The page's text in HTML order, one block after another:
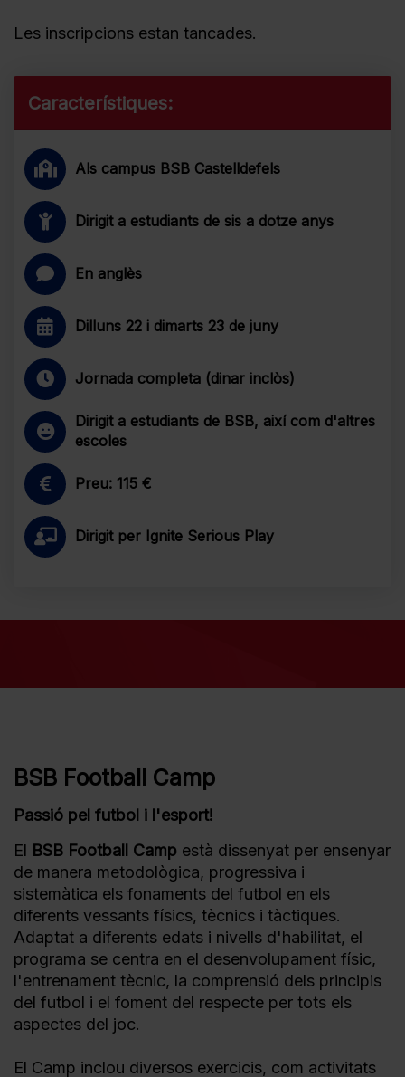
Les inscripcions estan tancades.
Característiques:
Als campus BSB Castelldefels
Dirigit a estudiants de sis a dotze anys
En anglès
Dilluns 22 i dimarts 23 de juny
Jornada completa (dinar inclòs)
Dirigit a estudiants de BSB, així com d'altres
escoles
Preu: 115 €
Dirigit per Ignite Serious Play
BSB Football Camp
Passió pel futbol i l'esport!
El BSB Football Camp està dissenyat per ensenyar
de manera metodològica, progressiva i
sistemàtica els fonaments del futbol en els
diferents vessants físics, tècnics i tàctiques.
Adaptat a diferents edats i nivells d'habilitat, el
programa se centra en el desenvolupament físic,
l'entrenament tècnic, la comprensió dels principis
del futbol i el foment del respecte per tots els
aspectes del joc.
El Camp inclou diversos exercicis, com activitats